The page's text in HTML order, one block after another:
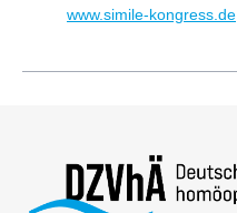
www.simile-kongress.de